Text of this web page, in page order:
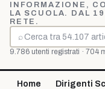
INFORMAZIONE,
LA SCUOLA. DAL
RETE.
⌕
Cerca
9.786 utenti registrati · 704
Home Dirigenti